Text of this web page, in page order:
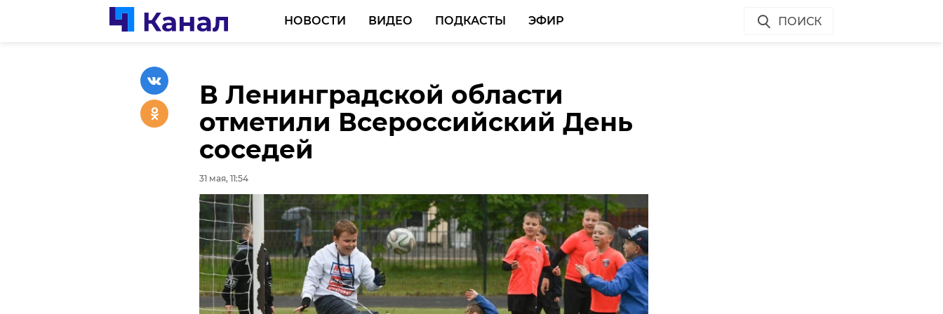
НОВОСТИ ВИДЕО ПОДКАСТЫ ЭФИР ПОИСК
В Ленинградской области
отметили Всероссийский День
соседей
31 мая, 11:54
Вор-домушник в
Ленинградской области
оставил на месте преступления
паспорт и попался
31 мая, 10:00